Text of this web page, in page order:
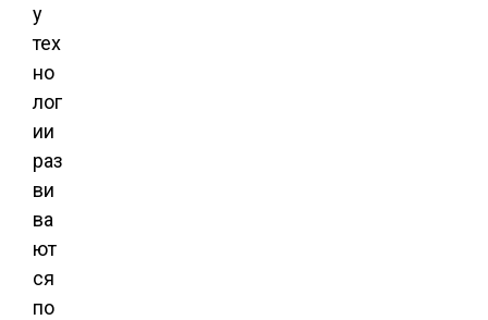
у
тех
но
лог
ии
раз
ви
ва
ют
ся
по